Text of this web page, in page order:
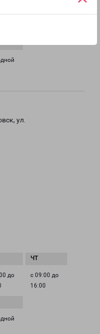
до
с 09:00 до
ул.
до
с 09:00 до
16:00